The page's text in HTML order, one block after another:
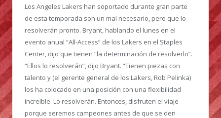
Los Angeles Lakers han soportado durante gran parte
de esta temporada son un mal necesario, pero que lo
resolverán pronto. Bryant, hablando el lunes en el
evento anual “All-Access” de los Lakers en el Staples
Center, dijo que tienen “la determinación de resolverlo”.
“Ellos lo resolverán”, dijo Bryant. “Tienen piezas con
talento y (el gerente general de los Lakers, Rob Pelinka)
los ha colocado en una posición con una flexibilidad
increíble. Lo resolverán. Entonces, disfruten el viaje
porque seremos campeones antes de que se den